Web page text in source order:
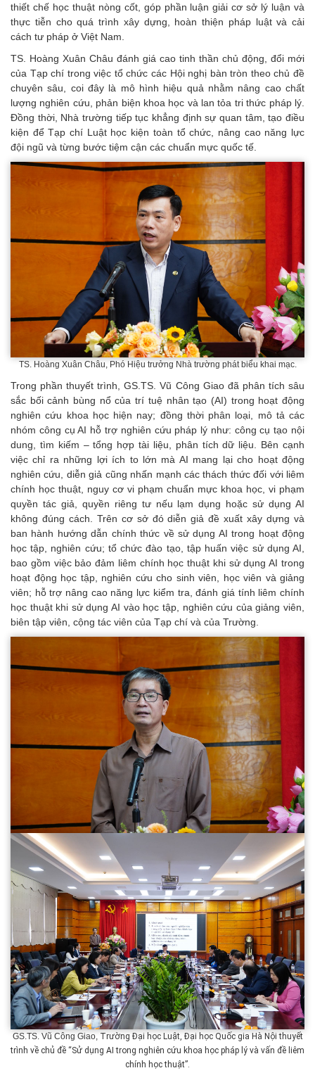
thiết chế học thuật nòng cốt, góp phần luận giải cơ sở lý luận và
thực tiễn cho quá trình xây dựng, hoàn thiện pháp luật và cải
cách tư pháp ở Việt Nam.
TS. Hoàng Xuân Châu đánh giá cao tinh thần chủ động, đổi mới
của Tạp chí trong việc tổ chức các Hội nghị bàn tròn theo chủ đề
chuyên sâu, coi đây là mô hình hiệu quả nhằm nâng cao chất
lượng nghiên cứu, phản biện khoa học và lan tỏa tri thức pháp lý.
Đồng thời, Nhà trường tiếp tục khẳng định sự quan tâm, tạo điều
kiện để Tạp chí Luật học kiện toàn tổ chức, nâng cao năng lực
đội ngũ và từng bước tiệm cận các chuẩn mực quốc tế.
TS. Hoàng Xuân Châu, Phó Hiệu trưởng Nhà trường phát biểu khai mạc.
Trong phần thuyết trình, GS.TS. Vũ Công Giao đã phân tích sâu
sắc bối cảnh bùng nổ của trí tuệ nhân tạo (AI) trong hoạt động
nghiên cứu khoa học hiện nay; đồng thời phân loại, mô tả các
nhóm công cụ AI hỗ trợ nghiên cứu pháp lý như: công cụ tạo nội
dung, tìm kiếm – tổng hợp tài liệu, phân tích dữ liệu. Bên cạnh
việc chỉ ra những lợi ích to lớn mà AI mang lại cho hoạt động
nghiên cứu, diễn giả cũng nhấn mạnh các thách thức đối với liêm
chính học thuật, nguy cơ vi phạm chuẩn mực khoa học, vi phạm
quyền tác giả, quyền riêng tư nếu lạm dụng hoặc sử dụng AI
không đúng cách. Trên cơ sở đó diễn giả đề xuất xây dựng và
ban hành hướng dẫn chính thức về sử dụng AI trong hoạt động
học tập, nghiên cứu; tổ chức đào tạo, tập huấn việc sử dụng AI,
bao gồm việc bảo đảm liêm chính học thuật khi sử dụng AI trong
hoạt động học tập, nghiên cứu cho sinh viên, học viên và giảng
viên; hỗ trợ nâng cao năng lực kiểm tra, đánh giá tính liêm chính
học thuật khi sử dụng AI vào học tập, nghiên cứu của giảng viên,
biên tập viên, cộng tác viên của Tạp chí và của Trường.
GS.TS. Vũ Công Giao, Trường Đại học Luật, Đại học Quốc gia Hà Nội thuyết
trình về chủ đề “Sử dụng AI trong nghiên cứu khoa học pháp lý và vấn đề liêm
chính học thuật”.